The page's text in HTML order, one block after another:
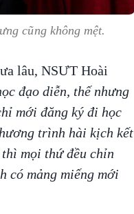
cũng không mệt.
lâu, NSƯT Hoài
đạo diễn, thế nhưng
mới đăng ký đi học
trình hài kịch kết
mọi thứ đều chỉn
có mảng miếng mới